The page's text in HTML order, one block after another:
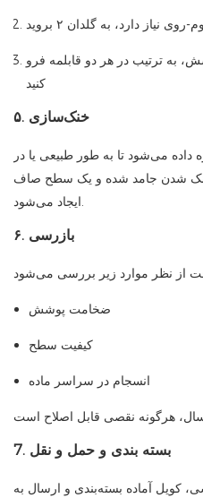
نیاز دارد، به گلدان ۲ بروید
به ترتیب در هر دو قابلمه فرو
کنید
۵. خنک‌سازی
می‌شود تا به طور طبیعی یا در
شدن جامد شده و یک سطح صاف
ایجاد می‌شود.
۶. بازرسی
ضخامت پوشش
کیفیت سطح
انسجام در سراسر ماده
7. بسته بندی و حمل و نقل
کویل آماده بسته‌بندی و ارسال به